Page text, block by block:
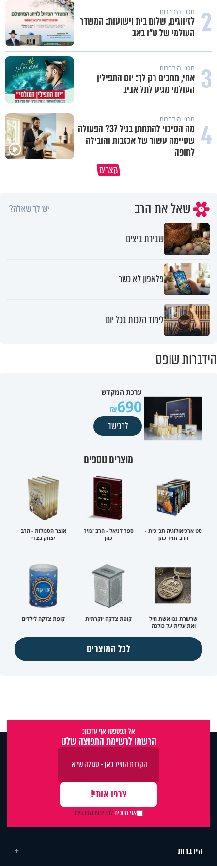
2 תכני הידברות
לזיווגים, שלום בית וישועות: המשדר
העולמי של ט"ו באב
3 תכני הידברות
אחי, מחכים רק לך: יום התפילין
העולמי מגיע לתל אביב
4 תכני הידברות
מה הסיכוי להתחתן בגיל 37? הפעולה
שסיימה עשור של אכזבות והובילה
לחופה
קצרים
סגולה בבוקר להסרת חששות ופחדים
הרצל דוסטר על העלייה לארץ
שאל את הרב יש לך שאלה?
שבירת ביצים
פלאפון לא כשר
לימוד הלכות בכל יום
הידברות שופס
ערכת המקדש
690
לרכישה
מוצרים נוספים
סט ארכיאולוגיה תנ"כית -
הרב זמיר כהן
ספר דניאל - הרב זמיר
כהן
אוצר הסגולות - הרב
יצחק בצרי
שרשרת ננו אשת חיל
ואת עלית על כולנה
קופת צדקה יוקרתית קופת צדקה לילדים
לכל המוצרים
אל תפספסו אף עדכון:
הרשמו לרשימת התפוצה שלנו
אני מסכיםלמדיניות הפרטיות
הידברות